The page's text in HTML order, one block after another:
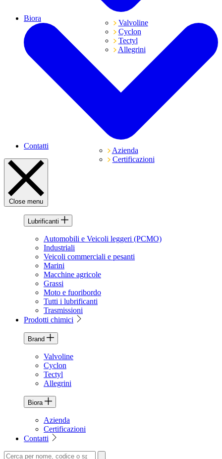
Valvoline
Cyclon
Tectyl
Allegrini
Biora
Azienda
Certificazioni
Contatti
Close menu
Lubrificanti
Automobili e Veicoli leggeri (PCMO)
Industriali
Veicoli commerciali e pesanti
Marini
Macchine agricole
Grassi
Moto e fuoribordo
Tutti i lubrificanti
Trasmissioni
Prodotti chimici
Brand
Valvoline
Cyclon
Tectyl
Allegrini
Biora
Azienda
Certificazioni
Contatti